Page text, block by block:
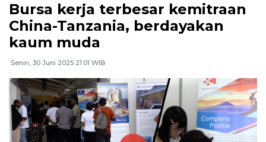
Bursa kerja terbesar kemitraan
China-Tanzania, berdayakan
kaum muda
Senin, 30 Juni 2025 21:01 WIB